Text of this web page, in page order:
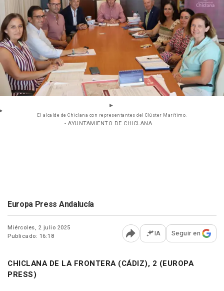
El alcalde de Chiclana con representantes del Clúster Marítimo.
- AYUNTAMIENTO DE CHICLANA
Europa Press Andalucía
Miércoles, 2 julio 2025
Publicado: 16:18
Abrir opciones para
IA Seguir en
CHICLANA DE LA FRONTERA (CÁDIZ), 2 (EUROPA
PRESS)